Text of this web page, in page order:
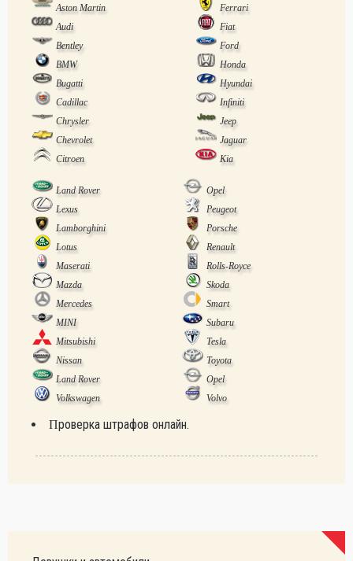
Aston Martin
Ferrari
Audi
Fiat
Bentley
Ford
BMW
Honda
Bugatti
Hyundai
Cadillac
Infiniti
Chrysler
Jeep
Chevrolet
Jaguar
Citroen
Kia
Land Rover
Opel
Lexus
Peugeot
Lamborghini
Porsche
Lotus
Renault
Maserati
Rolls-Royce
Mazda
Skoda
Mercedes
Smart
MINI
Subaru
Mitsubishi
Tesla
Nissan
Toyota
Land Rover
Opel
Volkswagen
Volvo
Проверка штрафов онлайн.